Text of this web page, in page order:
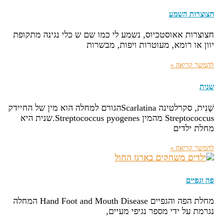
חצוצרות השמע
חצוצרות אאוסטכיוס, נשמע לי כמו שם ש כלי נגינה מתקופת
יוון או רומא, מעוטרות ויפות, מבשרות
להמשך קריאה »
שנית
שָׁנִית, סקרלטינה Scarlatinaהגורם למחלה הוא מין של החיידק
Streptococcus מהמין Streptococcus pyogenes.שנית היא
מחלת ילדים
להמשך קריאה »
פה וגפיים
מחלת הפה והגפיים Hand Foot and Mouth Disease המחלה
נגרמת על ידי מספר נגיפי מעיים,